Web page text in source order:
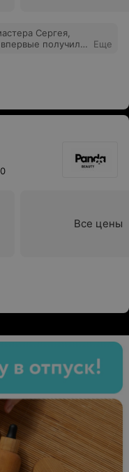
Сергея,
получила
довольна
спасибо! Все
Еще
Все цены